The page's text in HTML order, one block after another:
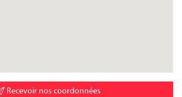
Recevoir nos coordonnées